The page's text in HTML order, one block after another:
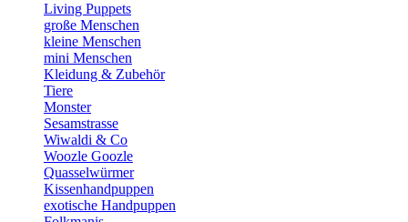
Living Puppets
große Menschen
kleine Menschen
mini Menschen
Kleidung & Zubehör
Tiere
Monster
Sesamstrasse
Wiwaldi & Co
Woozle Goozle
Quasselwürmer
Kissenhandpuppen
exotische Handpuppen